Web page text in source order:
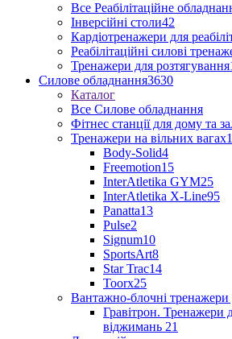
Все Реабілітаційне
Інверсійні столи42
Кардіотренажери для
Реабілітаційні силові
Тренажери для розтягування
Силове обладнання3630
Каталог
Все Силове обладнання
Фітнес станції для дому та
Тренажери на вільних вагах
Body-Solid4
Freemotion15
InterAtletika GYM25
InterAtletika X-Line95
Panatta13
Pulse2
Signum10
SportsArt8
Star Trac14
Toorx25
Вантажно-блочні тренажери
Гравітрон. Тренажери
віджимань 21